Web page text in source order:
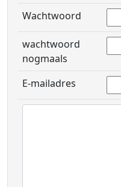
Wachtwoord
wachtwoord
nogmaals
E-mailadres